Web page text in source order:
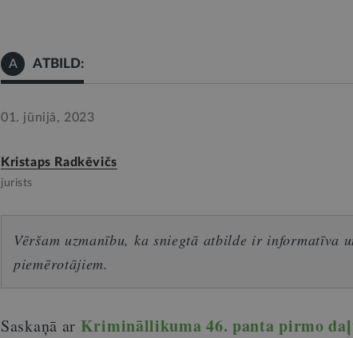
A ATBILD:
01. jūnijā, 2023
Kristaps Radkēvičs
jurists
Vēršam uzmanību, ka sniegtā atbilde ir informatīva
piemērotājiem.
Saskaņā ar Krimināllikuma 46. panta pirmo